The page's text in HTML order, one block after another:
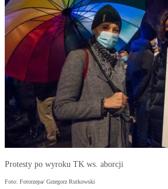
Protesty po wyroku TK ws. aborcji
Foto: Fotorzepa/ Grzegorz Rutkowski